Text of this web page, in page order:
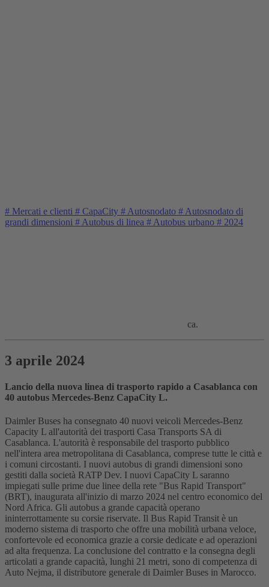
# Mercati e clienti # CapaCity # Autosnodato # Autosnodato di
grandi dimensioni # Autobus di linea # Autobus urbano # 2024
ca.
3 aprile 2024
Lancio della nuova linea di trasporto rapido a Casablanca con
40 autobus Mercedes-Benz CapaCity L.
Daimler Buses ha consegnato 40 nuovi veicoli Mercedes-Benz
Capacity L all'autorità dei trasporti Casa Transports SA di
Casablanca. L'autorità è responsabile del trasporto pubblico
nell'intera area metropolitana di Casablanca, comprese tutte le città e
i comuni circostanti. I nuovi autobus di grandi dimensioni sono
gestiti dalla società RATP Dev. I nuovi CapaCity L saranno
impiegati sulle prime due linee della rete "Bus Rapid Transport"
(BRT), inaugurata all'inizio di marzo 2024 nel centro economico del
Nord Africa. Gli autobus a grande capacità operano
ininterrottamente su corsie riservate. Il Bus Rapid Transit è un
moderno sistema di trasporto che offre una mobilità urbana veloce,
confortevole ed economica grazie a corsie dedicate e ad operazioni
ad alta frequenza. La conclusione del contratto e la consegna degli
articolati a grande capacità, lunghi 21 metri, sono di competenza di
Auto Nejma, il distributore generale di Daimler Buses in Marocco.